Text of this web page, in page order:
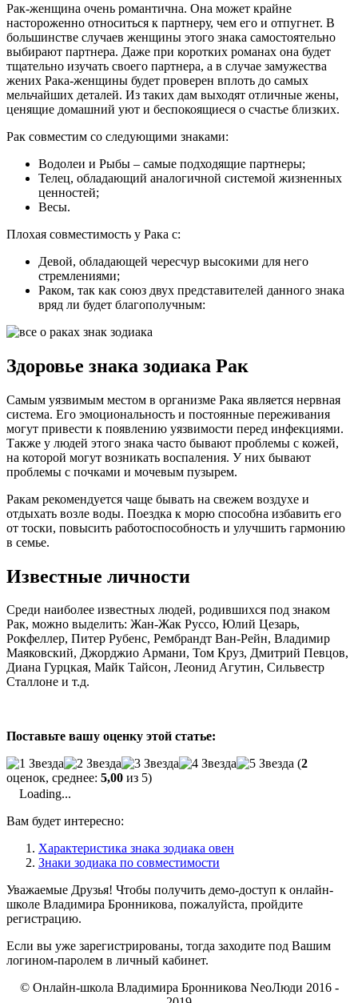
Рак-женщина очень романтична. Она может крайне
настороженно относиться к партнеру, чем его и отпугнет. В
большинстве случаев женщины этого знака самостоятельно
выбирают партнера. Даже при коротких романах она будет
тщательно изучать своего партнера, а в случае замужества
жених Рака-женщины будет проверен вплоть до самых
мельчайших деталей. Из таких дам выходят отличные жены,
ценящие домашний уют и беспокоящиеся о счастье близких.
Рак совместим со следующими знаками:
Водолеи и Рыбы – самые подходящие партнеры;
Телец, обладающий аналогичной системой жизненных
ценностей;
Весы.
Плохая совместимость у Рака с:
Девой, обладающей чересчур высокими для него
стремлениями;
Раком, так как союз двух представителей данного знака
вряд ли будет благополучным:
Здоровье знака зодиака Рак
Самым уязвимым местом в организме Рака является нервная
система. Его эмоциональность и постоянные переживания
могут привести к появлению уязвимости перед инфекциями.
Также у людей этого знака часто бывают проблемы с кожей,
на которой могут возникать воспаления. У них бывают
проблемы с почками и мочевым пузырем.
Ракам рекомендуется чаще бывать на свежем воздухе и
отдыхать возле воды. Поездка к морю способна избавить его
от тоски, повысить работоспособность и улучшить гармонию
в семье.
Известные личности
Среди наиболее известных людей, родившихся под знаком
Рак, можно выделить: Жан-Жак Руссо, Юлий Цезарь,
Рокфеллер, Питер Рубенс, Рембрандт Ван-Рейн, Владимир
Маяковский, Джорджио Армани, Том Круз, Дмитрий Певцов,
Диана Гурцкая, Майк Тайсон, Леонид Агутин, Сильвестр
Сталлоне и т.д.
Поставьте вашу оценку этой статье:
(2
оценок, среднее: 5,00 из 5)
Loading...
Вам будет интересно:
Характеристика знака зодиака овен
Знаки зодиака по совместимости
Уважаемые Друзья! Чтобы получить демо-доступ к онлайн-
школе Владимира Бронникова, пожалуйста, пройдите
регистрацию.
Если вы уже зарегистрированы, тогда заходите под Вашим
логином-паролем в личный кабинет.
© Онлайн-школа Владимира Бронникова NeoЛюди 2016 -